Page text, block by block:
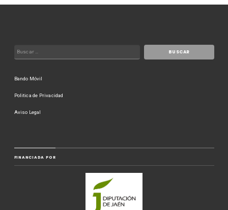
Bando Móvil
Politica de Privacidad
Aviso Legal
FINANCIADA POR